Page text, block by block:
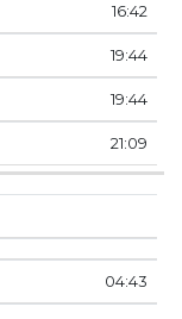
16:42
19:44
19:44
21:09
04:43